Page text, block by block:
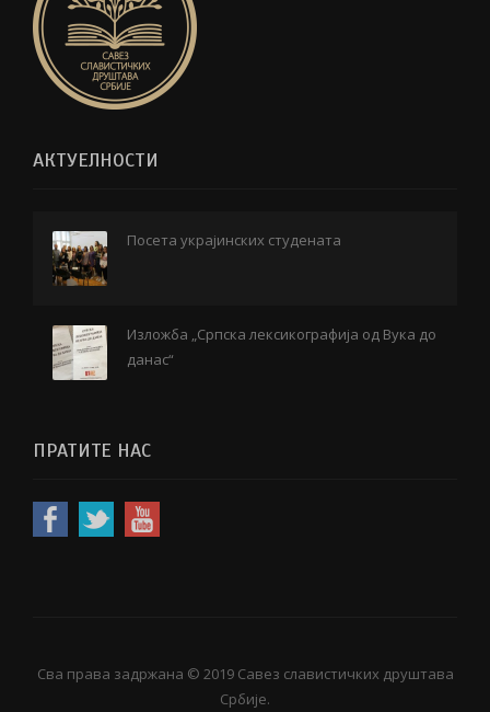
АКТУЕЛНОСТИ
Посета украјинских студената
Изложба „Српска лексикографија од Вука до
данас“
ПРАТИТЕ НАС
Сва права задржана © 2019 Савез славистичких друштава
Србије.